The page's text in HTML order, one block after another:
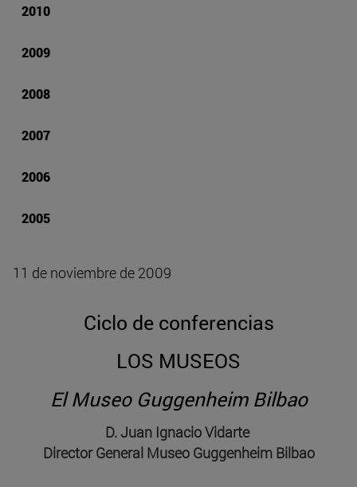
2010
2009
2008
2007
2006
2005
11 de noviembre de 2009
Ciclo de conferencias
LOS MUSEOS
El Museo Guggenheim Bilbao
D. Juan Ignacio Vidarte
Director General Museo Guggenheim Bilbao